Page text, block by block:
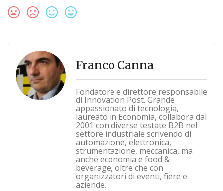
Franco Canna
Fondatore e direttore responsabile
di Innovation Post. Grande
appassionato di tecnologia,
laureato in Economia, collabora dal
2001 con diverse testate B2B nel
settore industriale scrivendo di
automazione, elettronica,
strumentazione, meccanica, ma
anche economia e food &
beverage, oltre che con
organizzatori di eventi, fiere e
aziende.